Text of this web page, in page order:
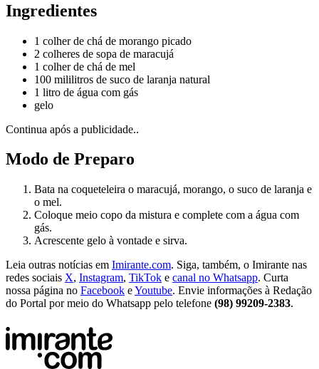
Ingredientes
1 colher de chá de morango picado
2 colheres de sopa de maracujá
1 colher de chá de mel
100 mililitros de suco de laranja natural
1 litro de água com gás
gelo
Continua após a publicidade..
Modo de Preparo
Bata na coqueteleira o maracujá, morango, o suco de laranja e
o mel.
Coloque meio copo da mistura e complete com a água com
gás.
Acrescente gelo à vontade e sirva.
Leia outras notícias em Imirante.com. Siga, também, o Imirante nas
redes sociais X, Instagram, TikTok e canal no Whatsapp. Curta
nossa página no Facebook eYoutube. Envie informações à Redação
do Portal por meio do Whatsapp pelo telefone (98) 99209-2383.